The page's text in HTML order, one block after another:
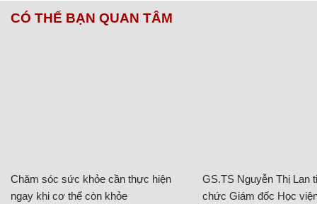
CÓ THỂ BẠN QUAN TÂM
Chăm sóc sức khỏe cần thực hiện
ngay khi cơ thể còn khỏe
GS.TS Nguyễn Thị Lan
chức Giám đốc Học